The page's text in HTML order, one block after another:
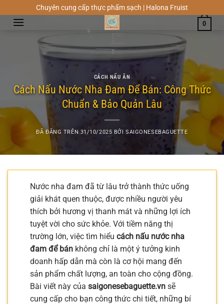
đến
Chuyên cung cấp thực phẩm sạch | Halona Fruist
0
CÁCH NẤU ĂN
Cách Nấu Nước Nha Đam Để Bán: Công Thức
Chuẩn & Bảo Quản Lâu
ĐÃ ĐĂNG TRÊN 31/10/2025 BỞISAIGONESEBAGUETTE
Nước nha đam đã từ lâu trở thành thức uống
giải khát quen thuộc, được nhiều người yêu
thích bởi hương vị thanh mát và những lợi ích
tuyệt vời cho sức khỏe. Với tiềm năng thị
trường lớn, việc tìm hiểu cách nấu nước nha
đam để bán không chỉ là một ý tưởng kinh
doanh hấp dẫn mà còn là cơ hội mang đến
sản phẩm chất lượng, an toàn cho cộng đồng.
Bài viết này của saigonesebaguette.vn sẽ
cung cấp cho bạn công thức chi tiết, những bí